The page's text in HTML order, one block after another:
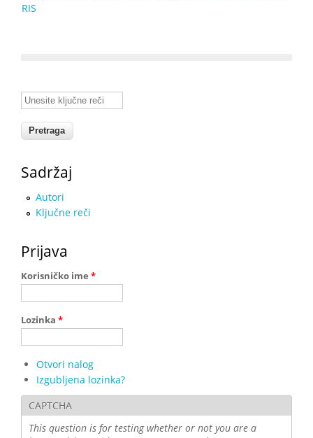
RIS
Unesite ključne reči
Sadržaj
Autori
Ključne reči
Prijava
Korisničko ime *
Lozinka *
Otvori nalog
Izgubljena lozinka?
CAPTCHA
This question is for testing whether or not you are a